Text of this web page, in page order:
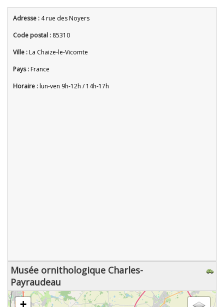
Adresse : 4 rue des Noyers
Code postal : 85310
Ville :La Chaize-le-Vicomte
Pays :France
Horaire :lun-ven 9h-12h / 14h-17h
Musée ornithologique Charles-
Payraudeau
chargement de la carte - veuillez patienter...
+